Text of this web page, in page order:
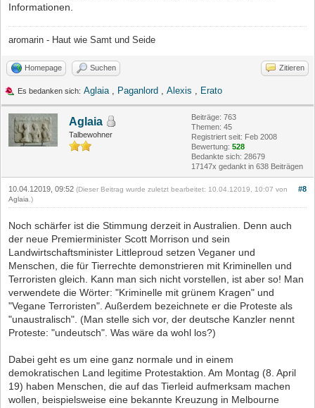
Informationen.
aromarin - Haut wie Samt und Seide
Homepage Suchen Zitieren
Es bedanken sich: Aglaia Paganlord Alexis Erato
Aglaia
Talbewohner
Beiträge: 763
Themen: 45
Registriert seit: Feb 2008
Bewertung: 528
Bedankte sich: 28679
17147x gedankt in 638 Beiträgen
#8
10.04.12019, 09:52 (Dieser Beitrag wurde zuletzt bearbeitet: 10.04.12019, 10:07 von
Aglaia .)
Noch schärfer ist die Stimmung derzeit in Australien. Denn auch
der neue Premierminister Scott Morrison und sein
Landwirtschaftsminister Littleproud setzen Veganer und
Menschen, die für Tierrechte demonstrieren mit Kriminellen und
Terroristen gleich. Kann man sich nicht vorstellen, ist aber so! Man
verwendete die Wörter: "Kriminelle mit grünem Kragen" und
"Vegane Terroristen". Außerdem bezeichnete er die Proteste als
"unaustralisch". (Man stelle sich vor, der deutsche Kanzler nennt
Proteste: "undeutsch". Was wäre da wohl los?)
Dabei geht es um eine ganz normale und in einem
demokratischen Land legitime Protestaktion. Am Montag (8. April
19) haben Menschen, die auf das Tierleid aufmerksam machen
wollen, beispielsweise eine bekannte Kreuzung in Melbourne